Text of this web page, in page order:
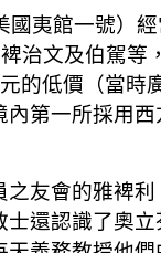
夷館一號）
治文及伯駕
的低價（當時
第一所採用
友會的雅裨
還認識了奧